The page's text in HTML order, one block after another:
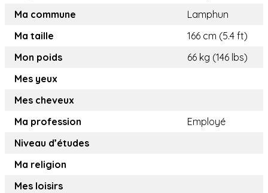
Ma commune
Lamphun
Ma taille
166 cm (5.4 ft)
Mon poids
66 kg (146 lbs)
Mes yeux
Mes cheveux
Ma profession
Employé
Niveau d’études
Ma religion
Mes loisirs